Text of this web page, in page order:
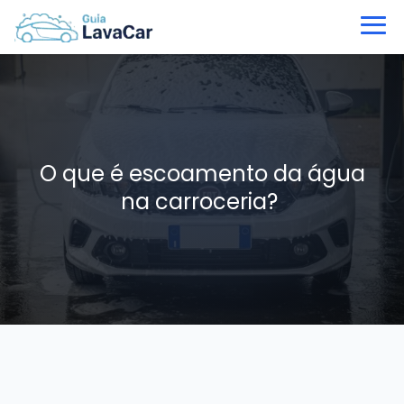
O que é escoamento da água
na carroceria?